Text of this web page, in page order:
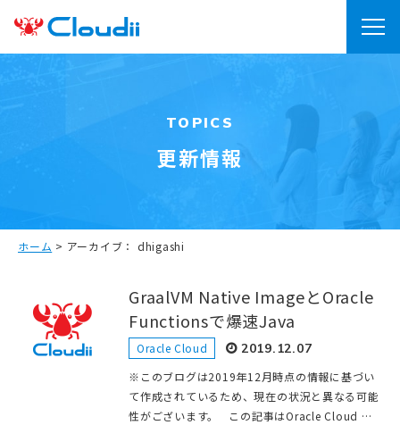
TOPICS
更新情報
ホーム > アーカイブ： dhigashi
GraalVM Native ImageとOracle
Functionsで爆速Java
Oracle Cloud 2019.12.07
※このブログは2019年12月時点の情報に基づい
て作成されているため、現在の状況と異なる可能
性がございます。 この記事はOracle Cloud …